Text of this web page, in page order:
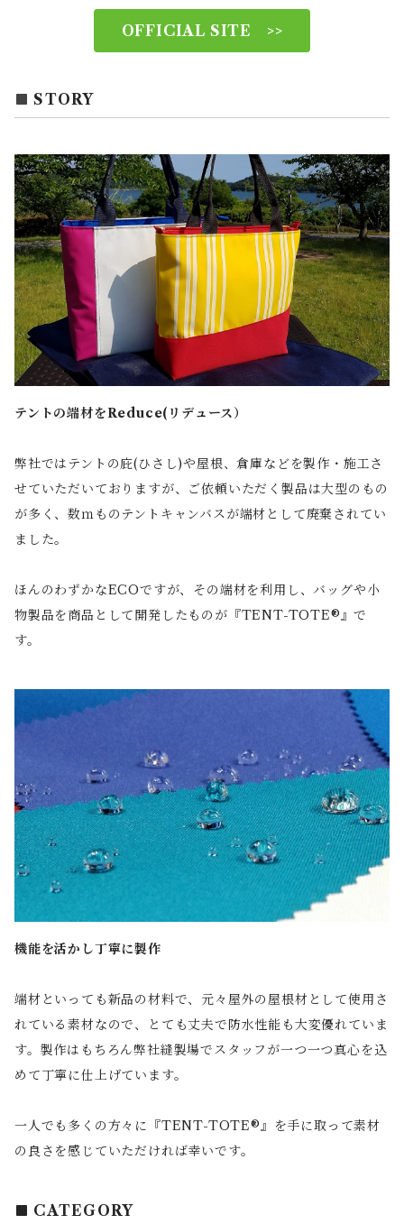
OFFICIAL SITE >>
STORY
テントの端材をReduce(リデュース）
弊社ではテントの庇(ひさし)や屋根、倉庫などを製作・施工さ
せていただいておりますが、ご依頼いただく製品は大型のもの
が多く、数ｍものテントキャンバスが端材として廃棄されてい
ました。
ほんのわずかなECOですが、その端材を利用し、バッグや小
物製品を商品として開発したものが『TENT-TOTE®』で
す。
機能を活かし丁寧に製作
端材といっても新品の材料で、元々屋外の屋根材として使用さ
れている素材なので、とても丈夫で防水性能も大変優れていま
す。製作はもちろん弊社縫製場でスタッフが一つ一つ真心を込
めて丁寧に仕上げています。
一人でも多くの方々に『TENT-TOTE®』を手に取って素材
の良さを感じていただければ幸いです。
CATEGORY